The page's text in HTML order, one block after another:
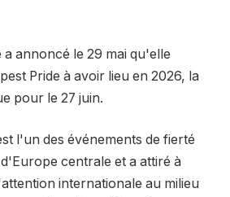
annoncé le 29 mai qu'elle
Pride à avoir lieu en 2026, la
pour le 27 juin.
l'un des événements de fierté
centrale et a attiré à
internationale au milieu